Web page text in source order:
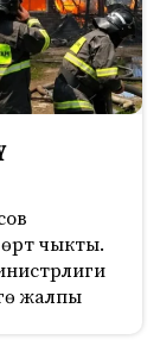
чыкты.
жалпы